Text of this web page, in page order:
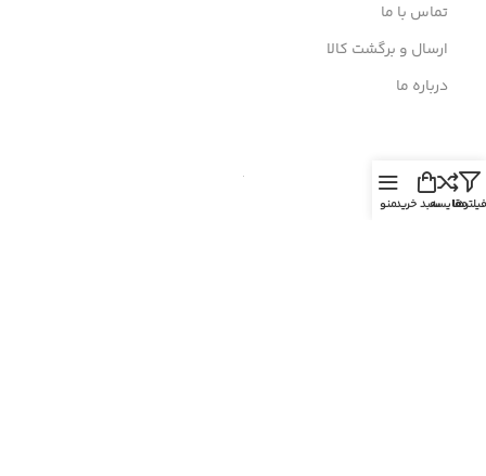
تماس با ما
ارسال و برگشت کالا
درباره ما
فیلترهامقایسهسبد خریدمنو